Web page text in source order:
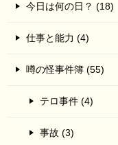
今日は何の日？ (18)
仕事と能力 (4)
噂の怪事件簿 (55)
テロ事件 (4)
事故 (3)